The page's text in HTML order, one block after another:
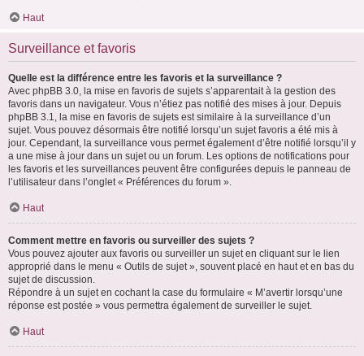
Haut
Surveillance et favoris
Quelle est la différence entre les favoris et la surveillance ?
Avec phpBB 3.0, la mise en favoris de sujets s’apparentait à la gestion des
favoris dans un navigateur. Vous n’étiez pas notifié des mises à jour. Depuis
phpBB 3.1, la mise en favoris de sujets est similaire à la surveillance d’un
sujet. Vous pouvez désormais être notifié lorsqu’un sujet favoris a été mis à
jour. Cependant, la surveillance vous permet également d’être notifié lorsqu’il y
a une mise à jour dans un sujet ou un forum. Les options de notifications pour
les favoris et les surveillances peuvent être configurées depuis le panneau de
l’utilisateur dans l’onglet « Préférences du forum ».
Haut
Comment mettre en favoris ou surveiller des sujets ?
Vous pouvez ajouter aux favoris ou surveiller un sujet en cliquant sur le lien
approprié dans le menu « Outils de sujet », souvent placé en haut et en bas du
sujet de discussion.
Répondre à un sujet en cochant la case du formulaire « M’avertir lorsqu’une
réponse est postée » vous permettra également de surveiller le sujet.
Haut